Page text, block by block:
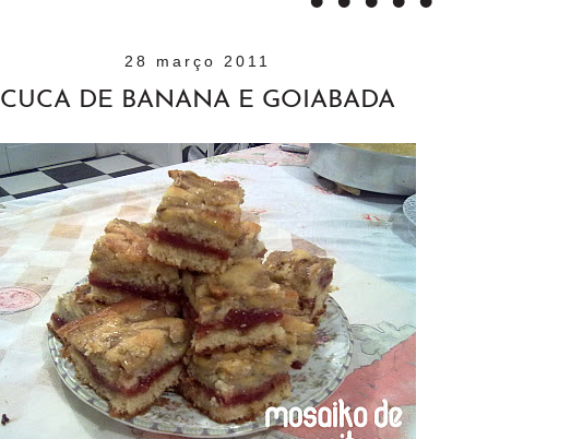
28 março 2011
CUCA DE BANANA E GOIABADA